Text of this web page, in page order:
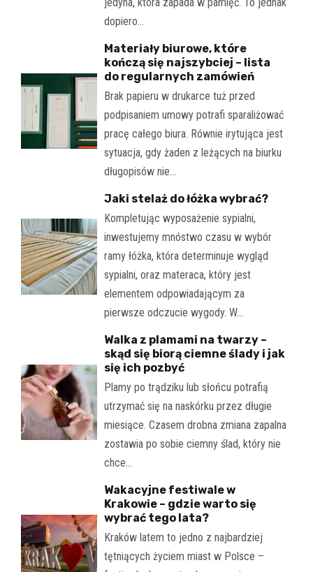
dopiero…
Materiały biurowe, które
kończą się najszybciej – lista
do regularnych zamówień
Brak papieru w drukarce tuż przed
podpisaniem umowy potrafi sparaliżować
pracę całego biura. Równie irytująca jest
sytuacja, gdy żaden z leżących na biurku
długopisów nie…
Jaki stelaż do łóżka wybrać?
Kompletując wyposażenie sypialni,
inwestujemy mnóstwo czasu w wybór
ramy łóżka, która determinuje wygląd
sypialni, oraz materaca, który jest
elementem odpowiadającym za
pierwsze odczucie wygody. W…
Walka z plamami na twarzy –
skąd się biorą ciemne ślady i jak
się ich pozbyć
Plamy po trądziku lub słońcu potrafią
utrzymać się na naskórku przez długie
miesiące. Czasem drobna zmiana zapalna
zostawia po sobie ciemny ślad, który nie
chce…
Wakacyjne festiwale w
Krakowie – gdzie warto się
wybrać tego lata?
Kraków latem to jedno z najbardziej
tętniących życiem miast w Polsce –